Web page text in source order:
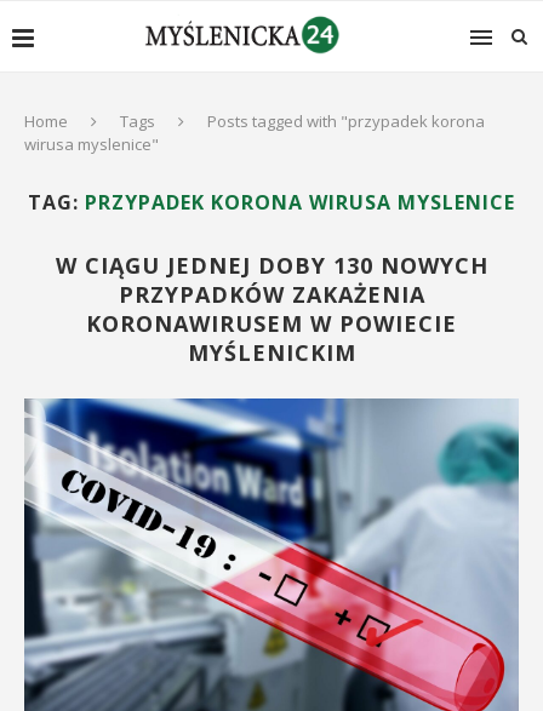
Home Tags
Posts tagged with "przypadek korona
wirusa myslenice"
TAG: PRZYPADEK KORONA WIRUSA MYSLENICE
W CIĄGU JEDNEJ DOBY 130 NOWYCH
PRZYPADKÓW ZAKAŻENIA
KORONAWIRUSEM W POWIECIE
MYŚLENICKIM